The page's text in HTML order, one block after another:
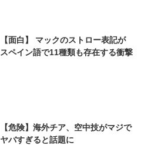
【面白】 マックのストロー表記が
スペイン語で11種類も存在する衝撃
【危険】海外チア、空中技がマジで
ヤバすぎると話題に